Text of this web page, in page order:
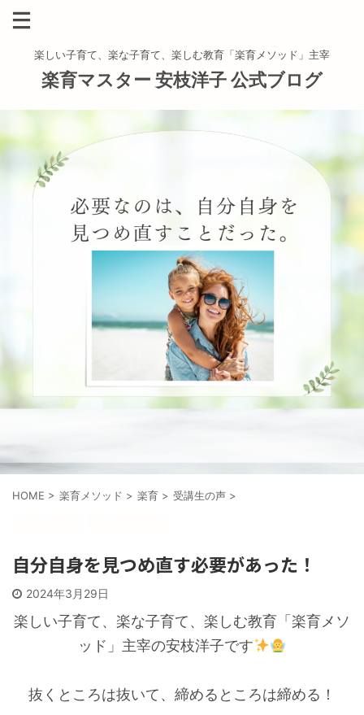
楽しい子育て、楽な子育て、楽しむ教育「楽育メソッド」主宰
楽育マスター 安枝洋子 公式ブログ
HOME > 楽育メソッド > 楽育 > 受講生の声 >
自分自身を見つめ直す必要があった！
2024年3月29日
楽しい子育て、楽な子育て、楽しむ教育「楽育メソ
ッド」主宰の安枝洋子です
抜くところは抜いて、締めるところは締める！